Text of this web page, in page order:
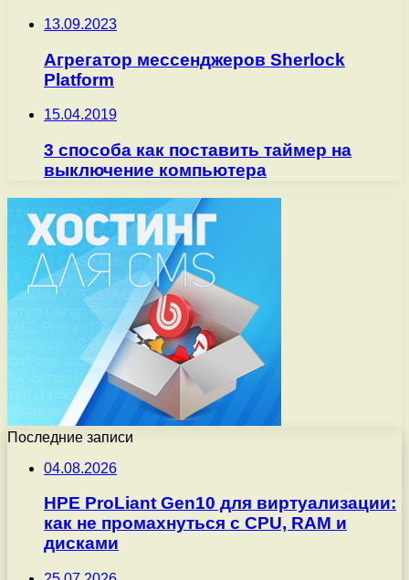
13.09.2023
Агрегатор мессенджеров Sherlock
Platform
15.04.2019
3 способа как поставить таймер на
выключение компьютера
Последние записи
04.08.2026
HPE ProLiant Gen10 для виртуализации:
как не промахнуться с CPU, RAM и
дисками